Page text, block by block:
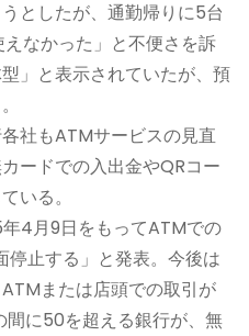
としたが、通勤帰りに5台
なかった」と不便さを訴
」と表示されていたが、預
社もATMサービスの見直
ードでの入出金やQRコー
いる。
4月9日をもってATMでの
停止する」と発表。今後は
または店頭での取引が
間に50を超える銀行が、無